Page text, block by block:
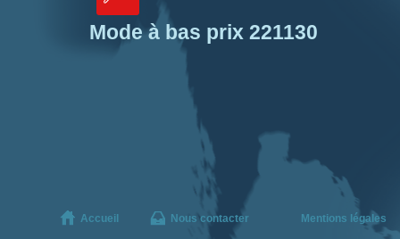
Mode à bas prix 221130
Accueil Nous contacter Mentions légales